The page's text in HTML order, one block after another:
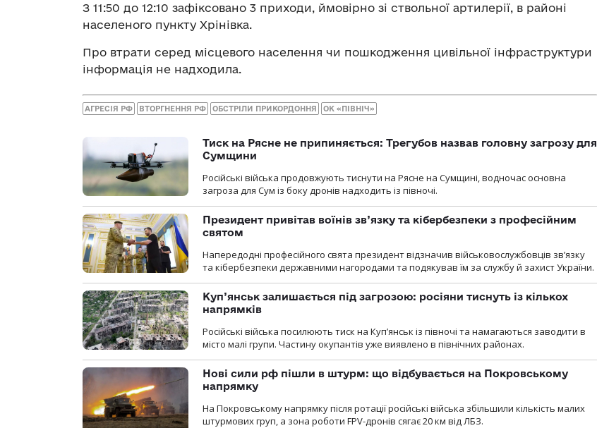
З 11:50 до 12:10 зафіксовано 3 приходи, ймовірно зі ствольної артилерії, в районі
населеного пункту Хрінівка.
Про втрати серед місцевого населення чи пошкодження цивільної інфраструктури
інформація не надходила.
АГРЕСІЯ РФ ВТОРГНЕННЯ РФ ОБСТРІЛИ ПРИКОРДОННЯ ОК «ПІВНІЧ»
Тиск на Рясне не припиняється: Трегубов назвав головну загрозу для
Сумщини
Російські війська продовжують тиснути на Рясне на Сумщині, водночас основна
загроза для Сум із боку дронів надходить із півночі.
Президент привітав воїнів зв’язку та кібербезпеки з професійним
святом
Напередодні професійного свята президент відзначив військовослужбовців зв’язку
та кібербезпеки державними нагородами та подякував їм за службу й захист України.
Куп’янськ залишається під загрозою: росіяни тиснуть із кількох
напрямків
Російські війська посилюють тиск на Куп’янськ із півночі та намагаються заводити в
місто малі групи. Частину окупантів уже виявлено в північних районах.
Нові сили рф пішли в штурм: що відбувається на Покровському
напрямку
На Покровському напрямку після ротації російські війська збільшили кількість малих
штурмових груп, а зона роботи FPV-дронів сягає 20 км від ЛБЗ.